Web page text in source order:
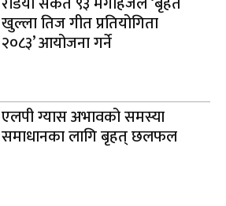
खुल्ला तिज गीत प्रतियोगिता
२०८३’ आयोजना गर्ने
एलपी ग्यास अभावको समस्या
समाधानका लागि बृहत् छलफल